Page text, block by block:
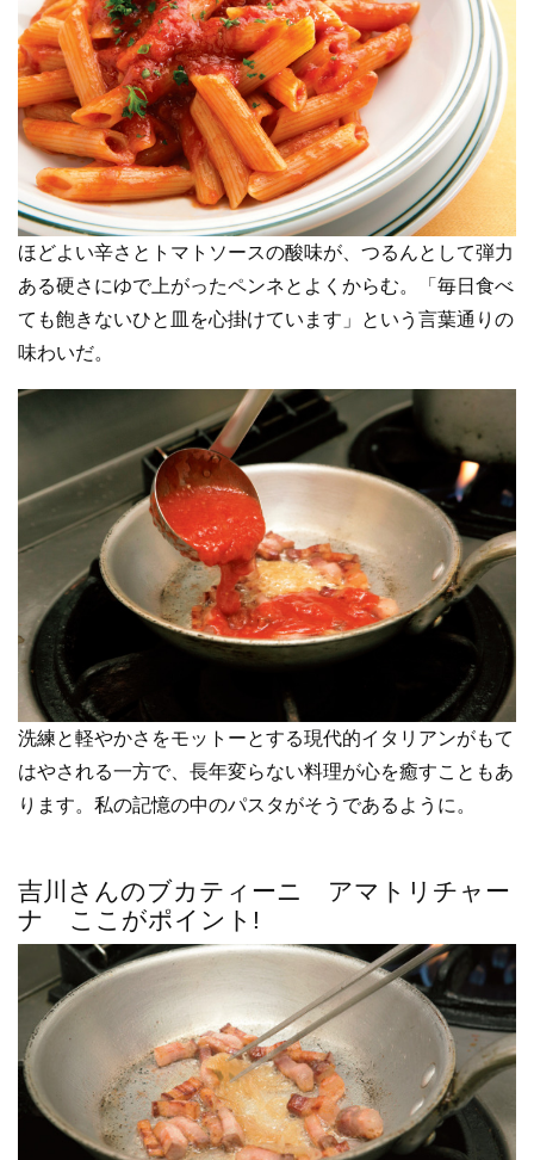
ほどよい辛さとトマトソースの酸味が、つるんとして弾力
ある硬さにゆで上がったペンネとよくからむ。「毎日食べ
ても飽きないひと皿を心掛けています」という言葉通りの
味わいだ。
洗練と軽やかさをモットーとする現代的イタリアンがもて
はやされる一方で、長年変らない料理が心を癒すこともあ
ります。私の記憶の中のパスタがそうであるように。
吉川さんのブカティーニ アマトリチャー
ナ ここがポイント!